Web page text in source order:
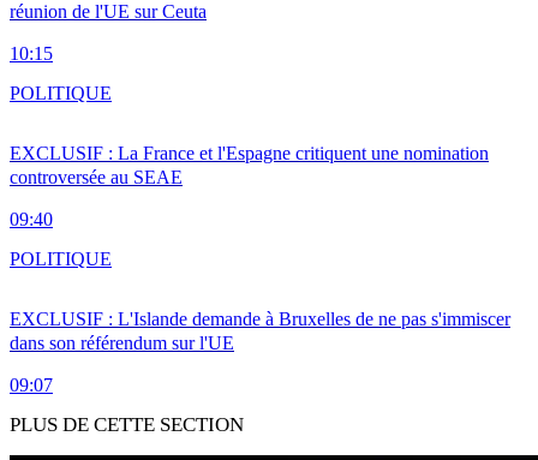
réunion de l'UE sur Ceuta
10:15
EXCLUSIF : La France et l'Espagne critiquent une nomination
controversée au SEAE
09:40
POLITIQUE
EXCLUSIF : L'Islande demande à Bruxelles de ne pas s'immiscer
dans son référendum sur l'UE
09:07
POLITIQUE
PLUS DE CETTE SECTION